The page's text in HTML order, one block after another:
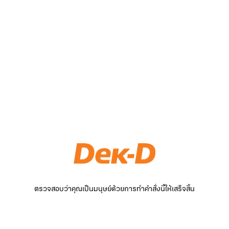
ตรวจสอบว่าคุณเป็นมนุษย์ด้วยการทำคำสั่งนี้ให้เสร็จสิ้น